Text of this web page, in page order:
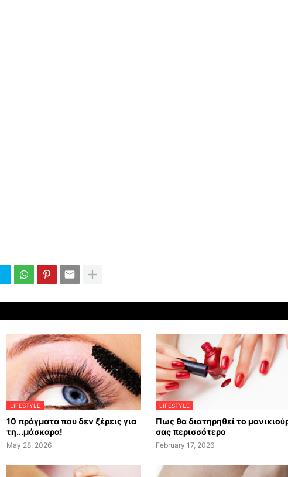
LIFESTYLE
10 πράγματα που δεν ξέρεις για
τη...μάσκαρα!
May 28, 2026
LIFESTYLE
Πως θα διατηρηθεί το
σας περισσότερο
February 17, 2026